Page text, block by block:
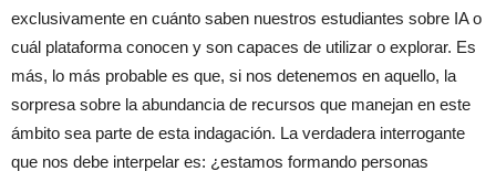
exclusivamente en cuánto saben nuestros estudiantes sobre IA o
cuál plataforma conocen y son capaces de utilizar o explorar. Es
más, lo más probable es que, si nos detenemos en aquello, la
sorpresa sobre la abundancia de recursos que manejan en este
ámbito sea parte de esta indagación. La verdadera interrogante
que nos debe interpelar es: ¿estamos formando personas